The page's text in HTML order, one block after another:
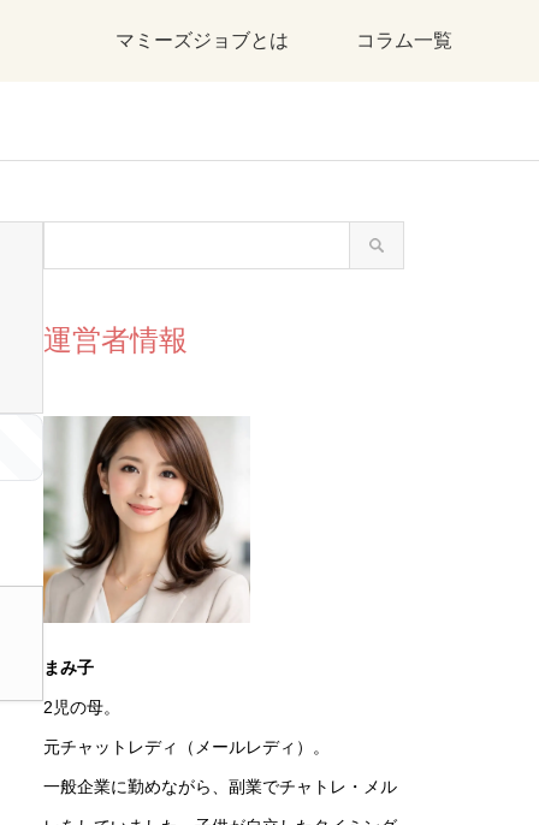
マミーズジョブとは コラム一覧
運営者情報
まみ子
2児の母。
元チャットレディ（メールレディ）。
一般企業に勤めながら、副業でチャトレ・メル